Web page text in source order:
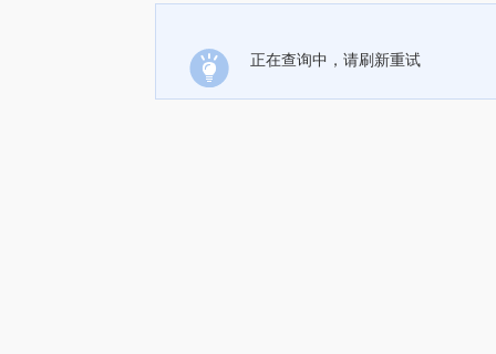
正在查询中，请刷新重试